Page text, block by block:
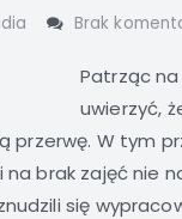
Brak
Patrząc
uwierzyć,
przerwę. W tym
brak zajęć nie
się